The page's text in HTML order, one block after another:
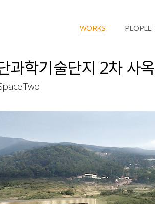
WORKS PEOPLE
과학기술단지 2차 사옥